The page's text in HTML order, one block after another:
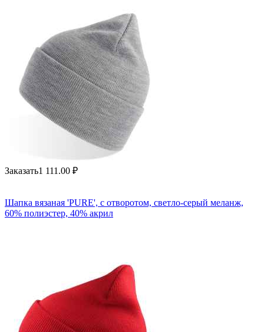
Заказать1 111.00 ₽
Шапка вязаная 'PURE', с отворотом, светло-серый меланж,
60% полиэстер, 40% акрил